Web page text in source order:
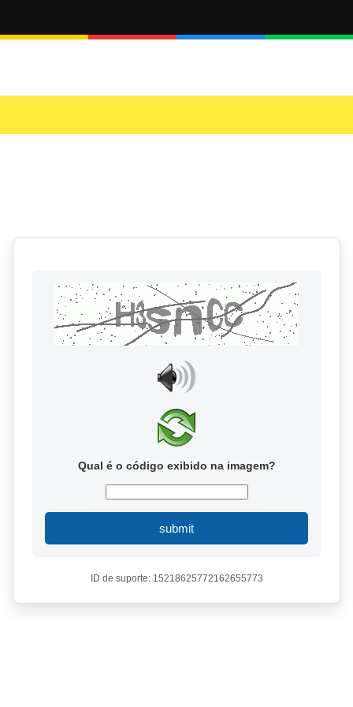
Qual é o código exibido na imagem?
submit
ID de suporte: 15218625772162655773